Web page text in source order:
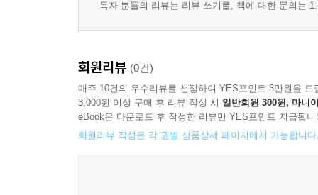
독자 분들의 리뷰는 리뷰 쓰기를, 책에 대한 문의는
회원리뷰 (0건)
매주 10건의 우수리뷰를 선정하여 YES포인트 3만원을 드
3,000원 이상 구매 후 리뷰 작성 시 일반회원 300원, 마니
eBook은 다운로드 후 작성한 리뷰만 YES포인트 지급됩니
회원리뷰 작성은 각 권별 상품상세 페이지에서 가능합니